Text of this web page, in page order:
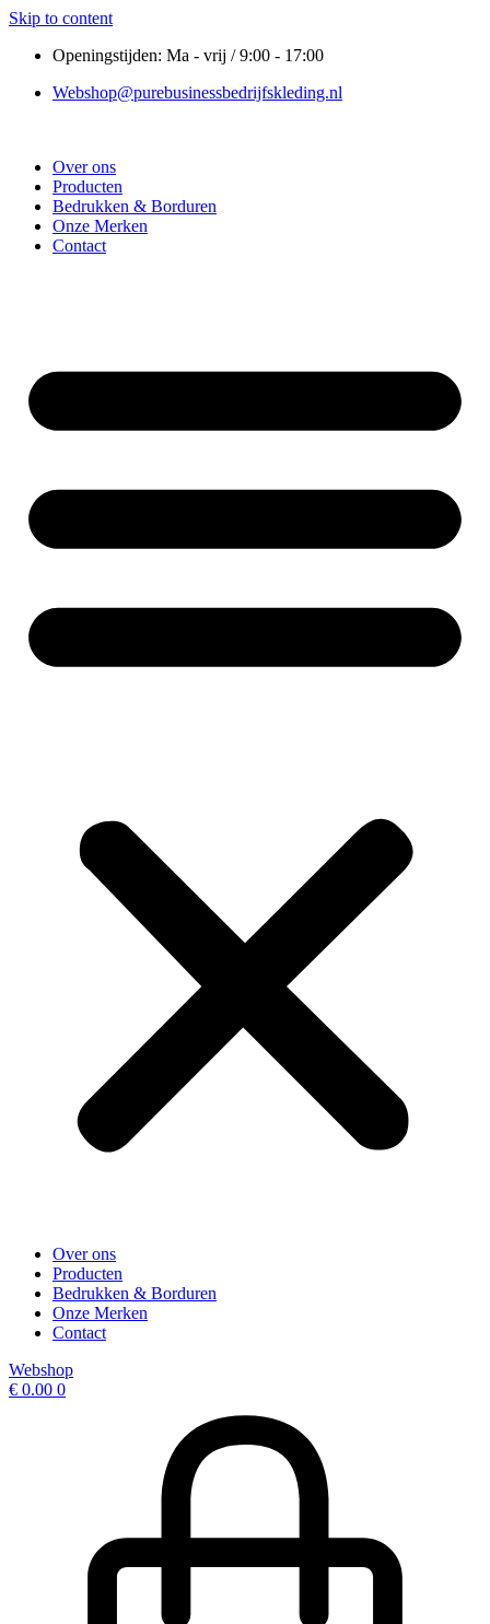
Skip to content
Openingstijden: Ma - vrij / 9:00 - 17:00
Webshop@purebusinessbedrijfskleding.nl
Over ons
Producten
Bedrukken & Borduren
Onze Merken
Contact
Over ons
Producten
Bedrukken & Borduren
Onze Merken
Contact
Webshop
€ 0.00 0